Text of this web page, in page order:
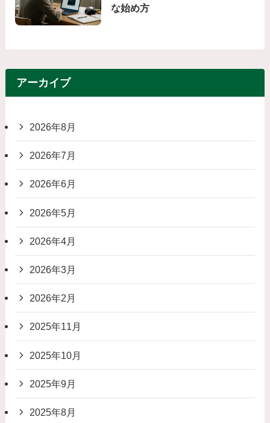
な始め方
アーカイブ
2026年8月
2026年7月
2026年6月
2026年5月
2026年4月
2026年3月
2026年2月
2025年11月
2025年10月
2025年9月
2025年8月